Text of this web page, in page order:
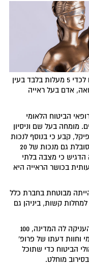
מאיה התעוורה. שדה הראייה שלה הצטמצם לכדי 5 מעלות בלבד בעין
אדם בעל ראייה
הביטוח הלאומי
מקנה לה נכות של 100 אחוזים. מומחה בעל שם וניסיון
קבע כי בנוסף לנכות
של 100 אחוזים בשל אובדן שדה ראייה, היא סובלת גם מנכות של 20
הדגיש כי מצבה בלתי
בכושר הראייה היא
מבוטחת בחברת כלל
קשות, ביניהן גם
מאיה הייתה משוכנעת, כי תעודת העיוור שהעניקה לה המדינה, 100
וחוות דעתו של פרופ'
הביטוח כדי שתוכל
מוחלט.